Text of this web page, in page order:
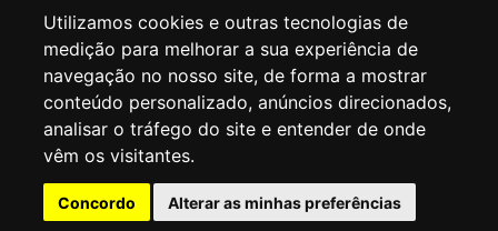
Utilizamos cookies e outras tecnologias de
medição para melhorar a sua experiência de
navegação no nosso site, de forma a mostrar
conteúdo personalizado, anúncios direcionados,
analisar o tráfego do site e entender de onde
vêm os visitantes.
Concordo Alterar as minhas preferências
SECRETARIA DE EDUCAÇÃO
Rua Claudino Barbosa, 313 - Macedo - Guarulhos/SP CEP 07113-040
Central de Atendimento: *55 11 2475-7300